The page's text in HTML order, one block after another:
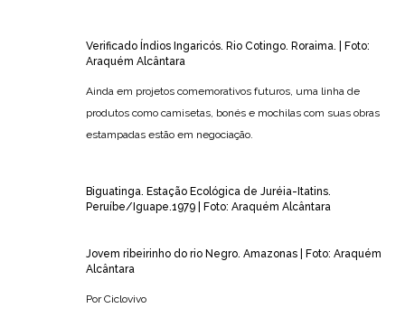
Verificado Índios Ingaricós. Rio Cotingo. Roraima. | Foto:
Araquém Alcântara
Ainda em projetos comemorativos futuros, uma linha de
produtos como camisetas, bonés e mochilas com suas obras
estampadas estão em negociação.
Biguatinga. Estação Ecológica de Juréia-Itatins.
Peruíbe/Iguape.1979 | Foto: Araquém Alcântara
Jovem ribeirinho do rio Negro. Amazonas | Foto: Araquém
Alcântara
Por Ciclovivo